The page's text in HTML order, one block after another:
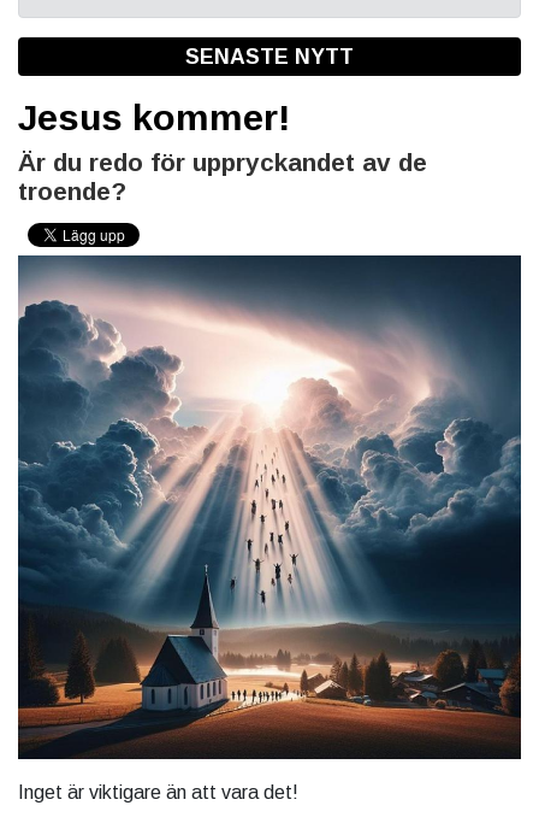
SENASTE NYTT
Jesus kommer!
Är du redo för uppryckandet av de
troende?
Inget är viktigare än att vara det!